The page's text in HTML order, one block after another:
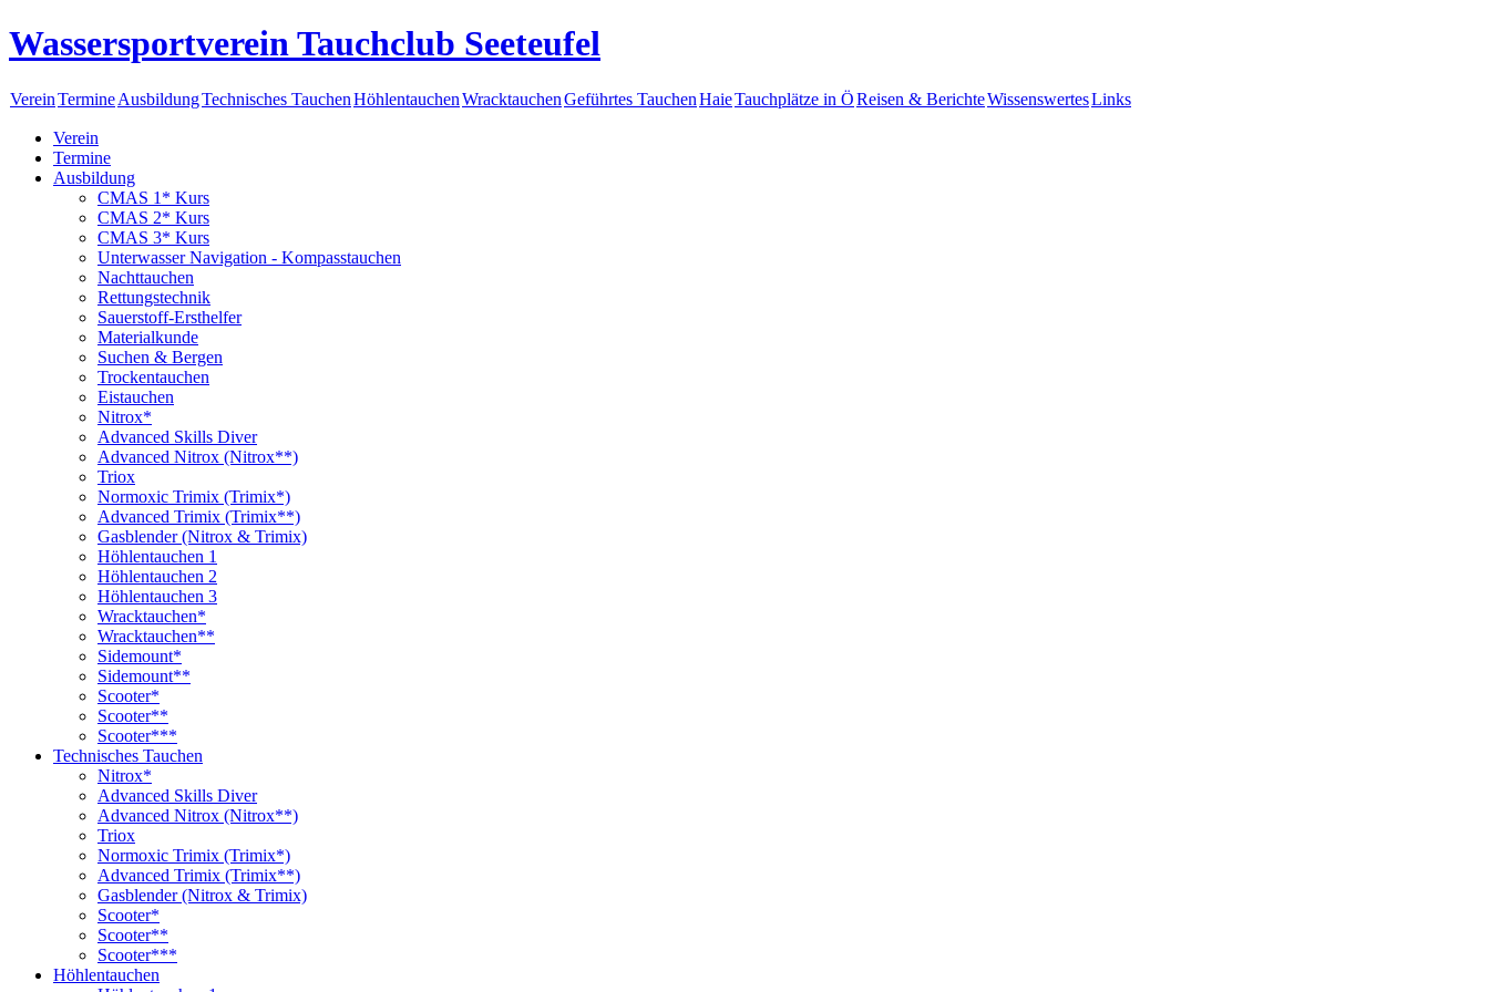
Wassersportverein Tauchclub Seeteufel
VereinTermineAusbildungTechnisches TauchenHöhlentauchenWracktauchenGeführtes TauchenHaieTauchplätze in ÖReisen & BerichteWissenswertesLinks
Verein
Termine
Ausbildung
CMAS 1* Kurs
CMAS 2* Kurs
CMAS 3* Kurs
Unterwasser Navigation - Kompasstauchen
Nachttauchen
Rettungstechnik
Sauerstoff-Ersthelfer
Materialkunde
Suchen & Bergen
Trockentauchen
Eistauchen
Nitrox*
Advanced Skills Diver
Advanced Nitrox (Nitrox**)
Triox
Normoxic Trimix (Trimix*)
Advanced Trimix (Trimix**)
Gasblender (Nitrox & Trimix)
Höhlentauchen 1
Höhlentauchen 2
Höhlentauchen 3
Wracktauchen*
Wracktauchen**
Sidemount*
Sidemount**
Scooter*
Scooter**
Scooter***
Technisches Tauchen
Nitrox*
Advanced Skills Diver
Advanced Nitrox (Nitrox**)
Triox
Normoxic Trimix (Trimix*)
Advanced Trimix (Trimix**)
Gasblender (Nitrox & Trimix)
Scooter*
Scooter**
Scooter***
Höhlentauchen